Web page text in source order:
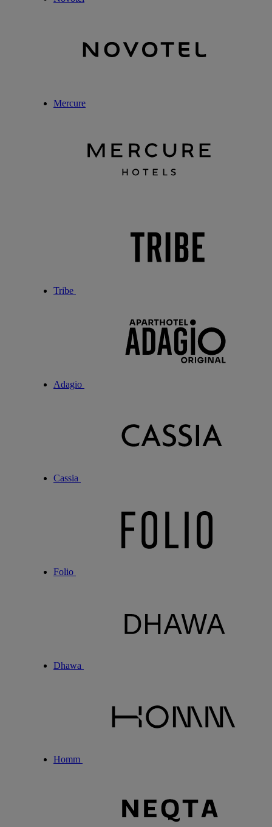
Mercure
Tribe
Adagio
Cassia
Folio
Dhawa
Homm